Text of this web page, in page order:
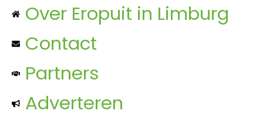
Over Eropuit in Limburg
Contact
Partners
Adverteren